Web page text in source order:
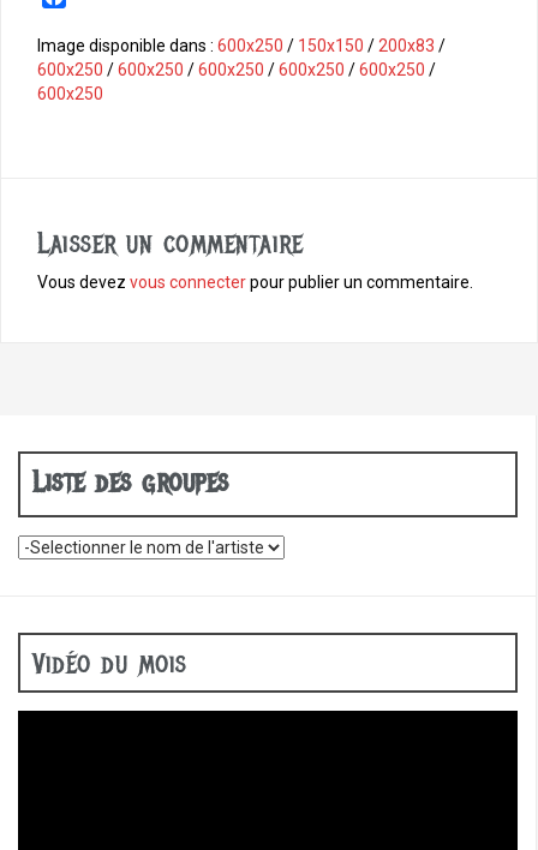
c
e
b
Image disponible dans : 600x250 / 150x150 / 200x83 /
600x250 /600x250 /600x250 /600x250 /600x250 /
600x250
Laisser un commentaire
Vous devez vous connecterpour publier un commentaire.
Liste des groupes
Vidéo du mois